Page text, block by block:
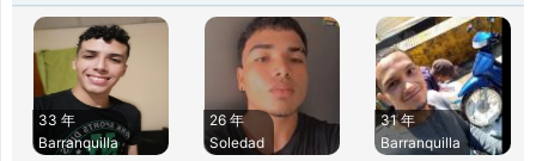
33 年
Barranquilla
26 年
Soledad
31 年
Barranquilla